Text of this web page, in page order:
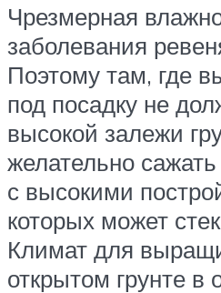
Чрезмерная
заболевания
Поэтому там, где
под посадку не
высокой залежи
желательно
с высокими
которых может
Климат для
открытом грунте в